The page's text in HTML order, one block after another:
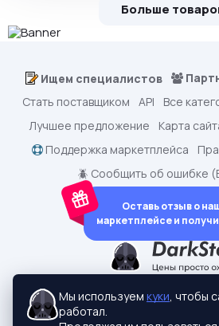
Больше
2015-2026 ©
Актуальные адреса:
Ищем специалистов
Стать поставщиком
API Все
Лучшее предложение
Карта
Поддержка маркетплейса
🪲 Сообщить об ошибке
Оставь отзыв о
маркетплейсе и
Мы используем куки, чтобы
работал.